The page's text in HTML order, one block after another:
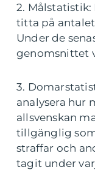
2.
titta på
Under de
genomsnittet
3.
analysera hur
allsvenskan
tillgänglig
straffar och
tagit under